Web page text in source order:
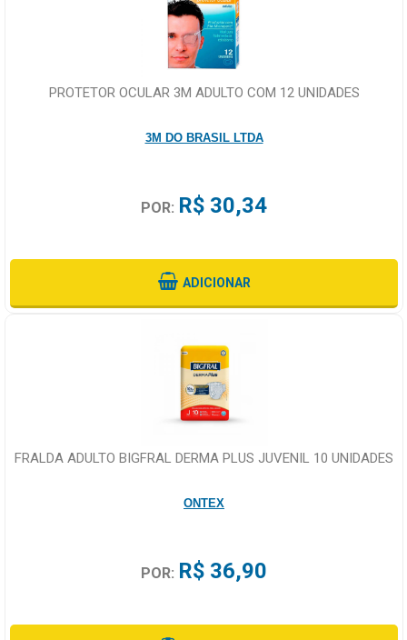
PROTETOR OCULAR 3M ADULTO COM 12 UNIDADES
3M DO BRASIL LTDA
POR: R$ 30,34
ADICIONAR
FRALDA ADULTO BIGFRAL DERMA PLUS JUVENIL 10 UNIDADES
ONTEX
POR: R$ 36,90